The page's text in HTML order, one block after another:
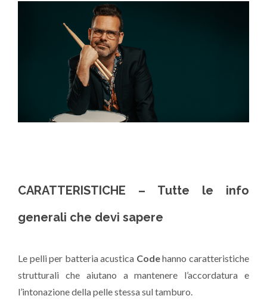
CARATTERISTICHE – Tutte le info
generali che devi sapere
Le pelli per batteria acustica Codehanno caratteristiche
strutturali che aiutano a mantenere l’accordatura e
l’intonazione della pelle stessa sul tamburo.